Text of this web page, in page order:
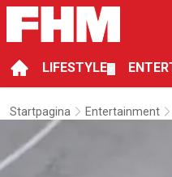
LIFESTYLE
Startpagina Entertainment